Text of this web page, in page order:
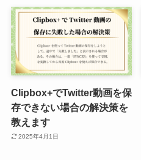
Clipbox+でTwitter動画を保
存できない場合の解決策を
教えます
2025年4月1日